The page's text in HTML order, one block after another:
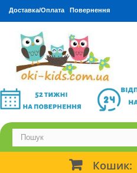
Доставка/Оплата Повернення
Кошик: